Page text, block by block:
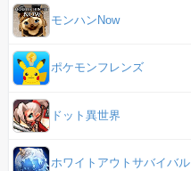
モンハンNow
ポケモンフレンズ
ドット異世界
ホワイトアウトサバイバル